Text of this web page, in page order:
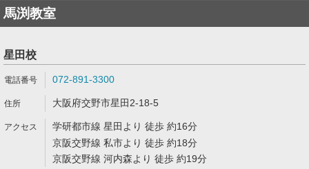
馬渕教室
星田校
072-891-3300
大阪府交野市星田2-18-5
学研都市線 星田より 徒歩 約16分
京阪交野線 私市より 徒歩 約18分
京阪交野線 河内森より 徒歩 約19分